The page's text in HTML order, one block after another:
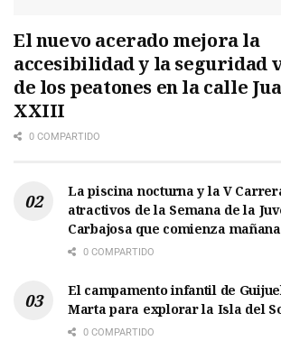
El nuevo acerado mejora la
accesibilidad y la seguridad
de los peatones en la calle
XXIII
0 COMPARTIDO
La piscina nocturna y la V
atractivos de la Semana de la
Carbajosa que comienza mañana
0 COMPARTIDO
El campamento infantil de
Marta para explorar la Isla del
0 COMPARTIDO